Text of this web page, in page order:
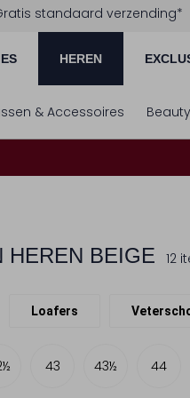
standaard verzending*
HEREN
& Accessoires Beauty
HEREN BEIGE 12
Loafers
43 43½ 44